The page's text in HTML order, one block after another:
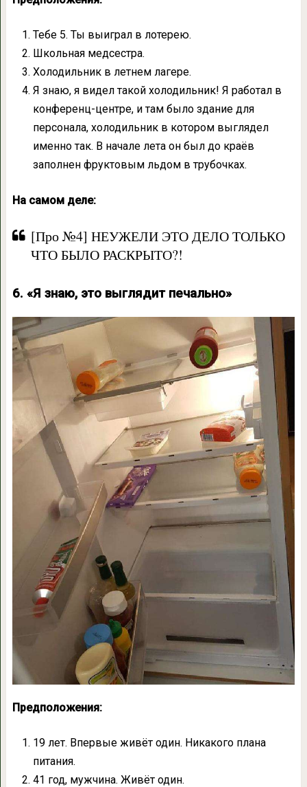
Тебе 5. Ты выиграл в лотерею.
Школьная медсестра.
Холодильник в летнем лагере.
Я знаю, я видел такой холодильник! Я работал в
конференц-центре, и там было здание для
персонала, холодильник в котором выглядел
именно так. В начале лета он был до краёв
заполнен фруктовым льдом в трубочках.
На самом деле:
[Про №4] НЕУЖЕЛИ ЭТО ДЕЛО ТОЛЬКО
ЧТО БЫЛО РАСКРЫТО?!
6. «Я знаю, это выглядит печально»
Предположения:
19 лет. Впервые живёт один. Никакого плана
питания.
41 год, мужчина. Живёт один.